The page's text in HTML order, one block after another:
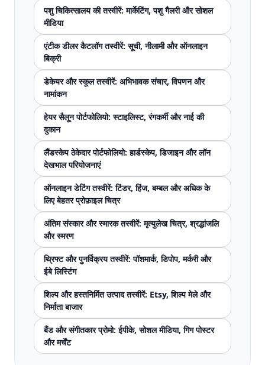
पशु चिकित्सालय की तस्वीरें: मार्केटिंग, पशु गैलरी और सोशल
मीडिया
एंटीक डीलर कैटलॉग तस्वीरें: सूची, नीलामी और ऑनलाइन
बिक्री
डेकेयर और स्कूल तस्वीरें: अभिभावक संचार, विपणन और
नामांकन
हेयर सैलून पोर्टफोलियो: स्टाइलिस्ट, रंगकर्मी और नाई की
दुकान
लैंडस्केप ठेकेदार पोर्टफोलियो: हार्डस्केप, डिजाइन और लॉन
देखभाल परियोजनाएं
ऑनलाइन डेटिंग तस्वीरें: टिंडर, हिंज, बम्बल और अधिक के
लिए बेहतर प्रोफ़ाइल चित्र
अंतिम संस्कार और स्मारक तस्वीरें: मृत्युलेख चित्र, श्रद्धांजलि
और स्मरण
थ्रिफ्ट और पुनर्विक्रय तस्वीरें: पॉशमार्क, डिपोप, मर्करी और
ईबे लिस्टिंग
शिल्प और हस्तनिर्मित उत्पाद तस्वीरें: Etsy, शिल्प मेले और
निर्माता बाजार
बैंड और संगीतकार प्रोमो: ईपीके, सोशल मीडिया, गिग पोस्टर
और मर्चेंट